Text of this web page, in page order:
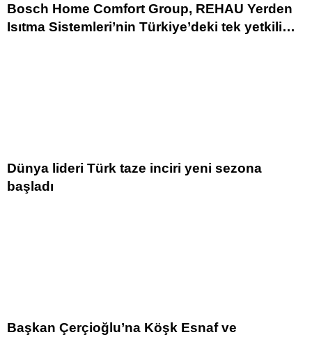
Bosch Home Comfort Group, REHAU Yerden
Isıtma Sistemleri’nin Türkiye’deki tek yetkili
Dünya lideri Türk taze inciri yeni sezona
başladı
Başkan Çerçioğlu’na Köşk Esnaf ve